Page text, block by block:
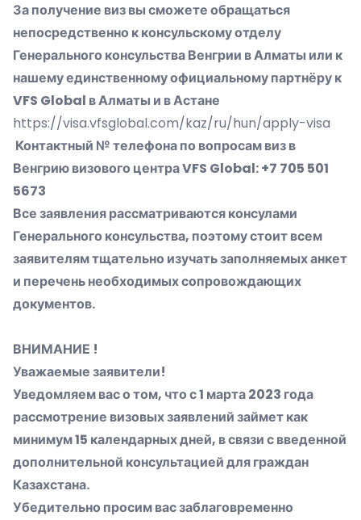
За получение виз вы сможете обращаться
непосредственно к консульскому отделу
Генерального консульства Венгрии в Алматы или к
нашему единственному официальному партнёру к
VFS Global в Алматы и в Астане
https://visa.vfsglobal.com/kaz/ru/hun/apply-visa
Контактный № телефона по вопросам виз в
Венгрию визового центра VFS Global: +7 705 501
5673
Все заявления рассматриваются консулами
Генерального консульства, поэтому стоит всем
заявителям тщательно изучать заполняемых анкет
и перечень необходимых сопровождающих
документов.
ВНИМАНИЕ !
Уважаемые заявители!
Уведомляем вас о том, что с 1 марта 2023 года
рассмотрение визовых заявлений займет как
минимум 15 календарных дней, в связи с введенной
дополнительной консультацией для граждан
Казахстана.
Убедительно просим вас заблаговременно